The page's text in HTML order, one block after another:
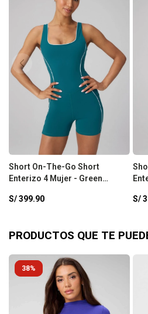
Short On-The-Go Short
Enterizo 4 Mujer - Green
S/399.90
S/
PRODUCTOS QUE TE
38